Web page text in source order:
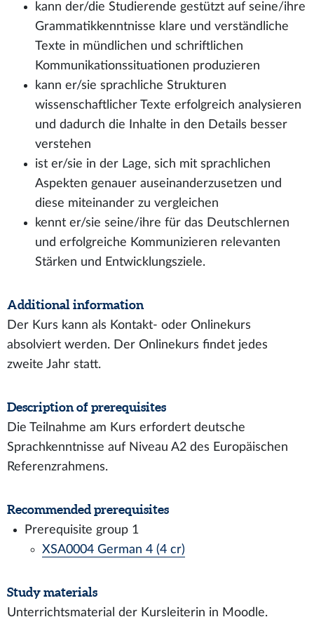
kann der/die Studierende gestützt auf seine/ihre
Grammatikkenntnisse klare und verständliche
Texte in mündlichen und schriftlichen
Kommunikationssituationen produzieren
kann er/sie sprachliche Strukturen
wissenschaftlicher Texte erfolgreich analysieren
und dadurch die Inhalte in den Details besser
verstehen
ist er/sie in der Lage, sich mit sprachlichen
Aspekten genauer auseinanderzusetzen und
diese miteinander zu vergleichen
kennt er/sie seine/ihre für das Deutschlernen
und erfolgreiche Kommunizieren relevanten
Stärken und Entwicklungsziele.
Additional information
Der Kurs kann als Kontakt- oder Onlinekurs
absolviert werden. Der Onlinekurs findet jedes
zweite Jahr statt.
Description of prerequisites
Die Teilnahme am Kurs erfordert deutsche
Sprachkenntnisse auf Niveau A2 des Europäischen
Referenzrahmens.
Recommended prerequisites
Prerequisite group 1
XSA0004 German 4 (4 cr)
Study materials
Unterrichtsmaterial der Kursleiterin in Moodle.